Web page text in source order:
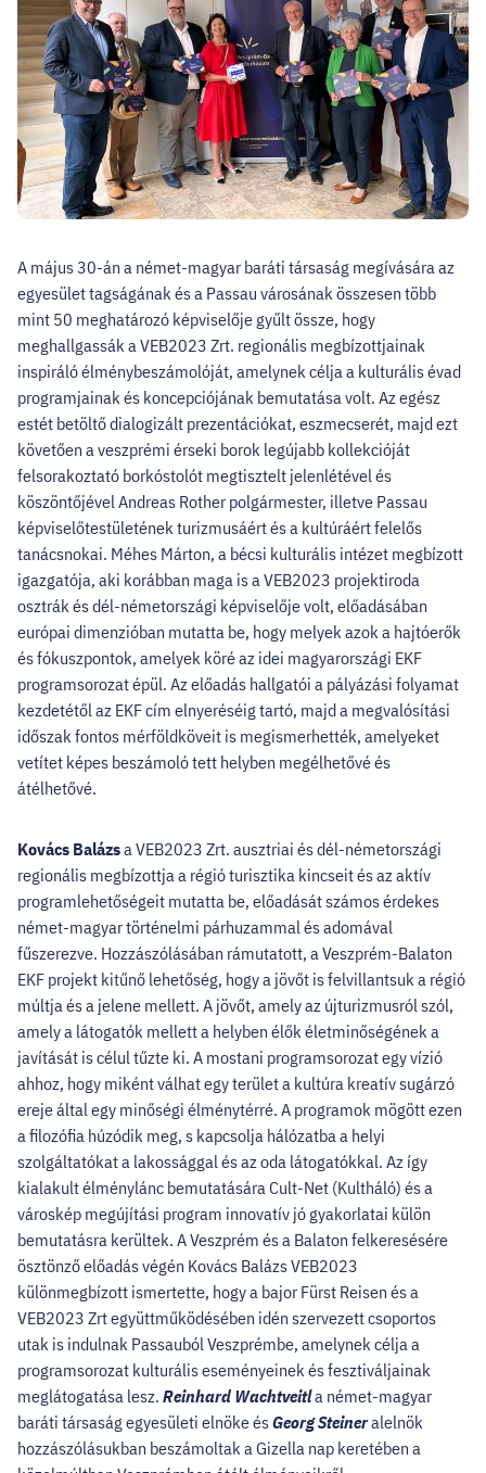
A május 30-án a német-magyar baráti társaság megívására az
egyesület tagságának és a Passau városának összesen több
mint 50 meghatározó képviselője gyűlt össze, hogy
meghallgassák a VEB2023 Zrt. regionális megbízottjainak
inspiráló élménybeszámolóját, amelynek célja a kulturális évad
programjainak és koncepciójának bemutatása volt. Az egész
estét betöltő dialogizált prezentációkat, eszmecserét, majd ezt
követően a veszprémi érseki borok legújabb kollekcióját
felsorakoztató borkóstolót megtisztelt jelenlétével és
köszöntőjével Andreas Rother polgármester, illetve Passau
képviselőtestületének turizmusáért és a kultúráért felelős
tanácsnokai. Méhes Márton, a bécsi kulturális intézet megbízott
igazgatója, aki korábban maga is a VEB2023 projektiroda
osztrák és dél-németországi képviselője volt, előadásában
európai dimenzióban mutatta be, hogy melyek azok a hajtóerők
és fókuszpontok, amelyek köré az idei magyarországi EKF
programsorozat épül. Az előadás hallgatói a pályázási folyamat
kezdetétől az EKF cím elnyeréséig tartó, majd a megvalósítási
időszak fontos mérföldköveit is megismerhették, amelyeket
vetítet képes beszámoló tett helyben megélhetővé és
átélhetővé.
Kovács Balázsa VEB2023 Zrt. ausztriai és dél-németországi
regionális megbízottja a régió turisztika kincseit és az aktív
programlehetőségeit mutatta be, előadását számos érdekes
német-magyar történelmi párhuzammal és adomával
fűszerezve. Hozzászólásában rámutatott, a Veszprém-Balaton
EKF projekt kitűnő lehetőség, hogy a jövőt is felvillantsuk a régió
múltja és a jelene mellett. A jövőt, amely az újturizmusról szól,
amely a látogatók mellett a helyben élők életminőségének a
javítását is célul tűzte ki. A mostani programsorozat egy vízió
ahhoz, hogy miként válhat egy terület a kultúra kreatív sugárzó
ereje által egy minőségi élménytérré. A programok mögött ezen
a filozófia húzódik meg, s kapcsolja hálózatba a helyi
szolgáltatókat a lakossággal és az oda látogatókkal. Az így
kialakult élménylánc bemutatására Cult-Net (Kultháló) és a
városkép megújítási program innovatív jó gyakorlatai külön
bemutatásra kerültek. A Veszprém és a Balaton felkeresésére
ösztönző előadás végén Kovács Balázs VEB2023
különmegbízott ismertette, hogy a bajor Fürst Reisen és a
VEB2023 Zrt együttműködésében idén szervezett csoportos
utak is indulnak Passauból Veszprémbe, amelynek célja a
programsorozat kulturális eseményeinek és fesztiváljainak
meglátogatása lesz. Reinhard Wachtveitla német-magyar
baráti társaság egyesületi elnöke ésGeorg Steineralelnök
hozzászólásukban beszámoltak a Gizella nap keretében a